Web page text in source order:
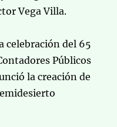
Vega Villa.
celebración del 65
Públicos
la creación de